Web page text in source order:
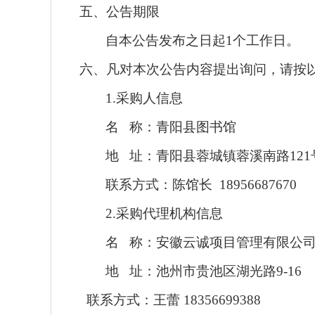
五、公告期限
自本公告发布之日起1个工作日。
六、
凡对本次公告内容提出询问，请按
1.采购人信息
名
称：青阳县图书馆
地
址：青阳县蓉城镇蓉溪南路121
联系方式：陈馆长 18956687670
2.采购代理机构信息
名
称：安徽云诚项目管理有限公
地
址：池州市贵池区湖光路9-16
联系方式：王蕾 18356699388